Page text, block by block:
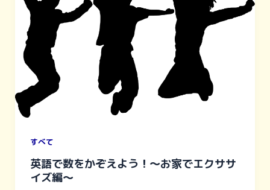
すべて
英語で数をかぞえよう！〜お家でエクササ
イズ編〜